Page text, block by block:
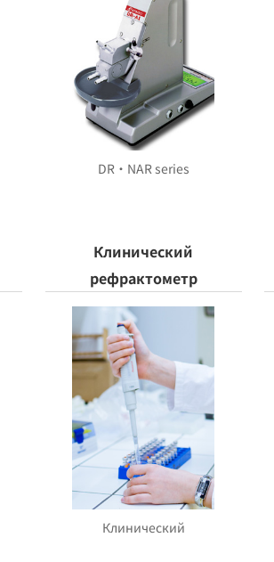
DR・NAR series
Клинический
рефрактометр
Клинический